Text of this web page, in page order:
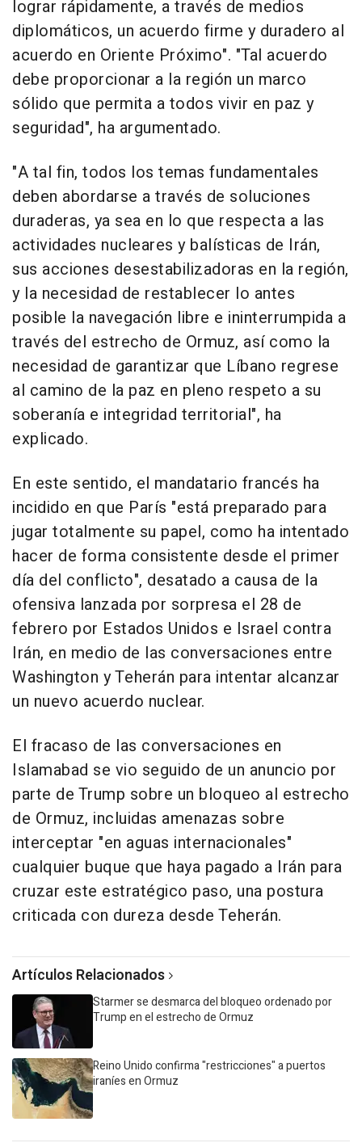
lograr rápidamente, a través de medios
diplomáticos, un acuerdo firme y duradero al
acuerdo en Oriente Próximo". "Tal acuerdo
debe proporcionar a la región un marco
sólido que permita a todos vivir en paz y
seguridad", ha argumentado.
"A tal fin, todos los temas fundamentales
deben abordarse a través de soluciones
duraderas, ya sea en lo que respecta a las
actividades nucleares y balísticas de Irán,
sus acciones desestabilizadoras en la región,
y la necesidad de restablecer lo antes
posible la navegación libre e ininterrumpida a
través del estrecho de Ormuz, así como la
necesidad de garantizar que Líbano regrese
al camino de la paz en pleno respeto a su
soberanía e integridad territorial", ha
explicado.
En este sentido, el mandatario francés ha
incidido en que París "está preparado para
jugar totalmente su papel, como ha intentado
hacer de forma consistente desde el primer
día del conflicto", desatado a causa de la
ofensiva lanzada por sorpresa el 28 de
febrero por Estados Unidos e Israel contra
Irán, en medio de las conversaciones entre
Washington y Teherán para intentar alcanzar
un nuevo acuerdo nuclear.
El fracaso de las conversaciones en
Islamabad se vio seguido de un anuncio por
parte de Trump sobre un bloqueo al estrecho
de Ormuz, incluidas amenazas sobre
interceptar "en aguas internacionales"
cualquier buque que haya pagado a Irán para
cruzar este estratégico paso, una postura
criticada con dureza desde Teherán.
Artículos Relacionados
Starmer se desmarca del bloqueo ordenado por
Trump en el estrecho de Ormuz
Reino Unido confirma "restricciones" a puertos
iraníes en Ormuz